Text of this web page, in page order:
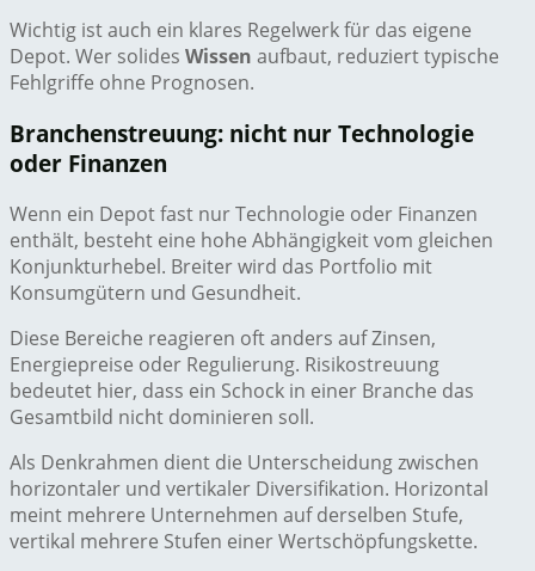
Wichtig ist auch ein klares Regelwerk für das eigene
Depot. Wer solides Wissen aufbaut, reduziert typische
Fehlgriffe ohne Prognosen.
Branchenstreuung: nicht nur Technologie
oder Finanzen
Wenn ein Depot fast nur Technologie oder Finanzen
enthält, besteht eine hohe Abhängigkeit vom gleichen
Konjunkturhebel. Breiter wird das Portfolio mit
Konsumgütern und Gesundheit.
Diese Bereiche reagieren oft anders auf Zinsen,
Energiepreise oder Regulierung. Risikostreuung
bedeutet hier, dass ein Schock in einer Branche das
Gesamtbild nicht dominieren soll.
Als Denkrahmen dient die Unterscheidung zwischen
horizontaler und vertikaler Diversifikation. Horizontal
meint mehrere Unternehmen auf derselben Stufe,
vertikal mehrere Stufen einer Wertschöpfungskette.